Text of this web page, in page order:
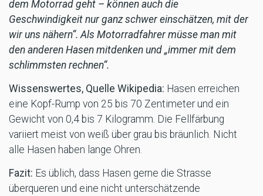
dem Motorrad geht – können auch die
Geschwindigkeit nur ganz schwer einschätzen, mit der
wir uns nähern“. Als Motorradfahrer müsse man mit
den anderen Hasen mitdenken und „immer mit dem
schlimmsten rechnen“.
Wissenswertes, Quelle Wikipedia: Hasen erreichen
eine Kopf-Rump von 25 bis 70 Zentimeter und ein
Gewicht von 0,4 bis 7 Kilogramm. Die Fellfärbung
variiert meist von weiß über grau bis bräunlich. Nicht
alle Hasen haben lange Ohren.
Fazit: Es üblich, dass Hasen gerne die Strasse
überqueren und eine nicht unterschätzende